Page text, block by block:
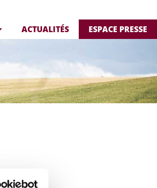
ACTUALITÉS ESPACE PRESSE